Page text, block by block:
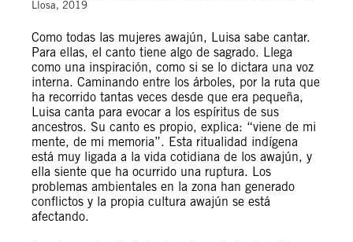
Llosa, 2019
Como todas las mujeres awajún, Luisa sabe cantar.
Para ellas, el canto tiene algo de sagrado. Llega
como una inspiración, como si se lo dictara una voz
interna. Caminando entre los árboles, por la ruta que
ha recorrido tantas veces desde que era pequeña,
Luisa canta para evocar a los espíritus de sus
ancestros. Su canto es propio, explica: “viene de mi
mente, de mi memoria”. Esta ritualidad indígena
está muy ligada a la vida cotidiana de los awajún, y
ella siente que ha ocurrido una ruptura. Los
problemas ambientales en la zona han generado
conflictos y la propia cultura awajún se está
afectando.